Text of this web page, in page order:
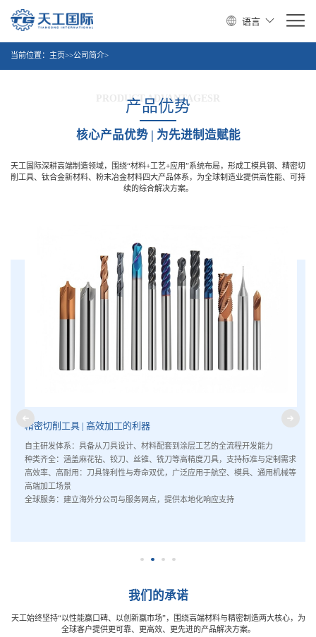
语言
当前位置： 主页>>公司简介>
PRODUCT ADVANTAGESR
产品优势
核心产品优势 | 为先进制造赋能
天工国际深耕高端制造领域，围绕“材料+工艺+应用”系统布局，形成工模具钢、精密切
削工具、钛合金新材料、粉末冶金材料四大产品体系，为全球制造业提供高性能、可持
续的综合解决方案。
精密切削工具 | 高效加工的利器
自主研发体系：具备从刀具设计、材料配套到涂层工艺的全流程开发能力
种类齐全：涵盖麻花钻、铰刀、丝锥、铣刀等高精度刀具，支持标准与定制需求
高效率、高耐用：刀具锋利性与寿命双优，广泛应用于航空、模具、通用机械等
高端加工场景
全球服务：建立海外分公司与服务网点，提供本地化响应支持
我们的承诺
天工始终坚持“以性能赢口碑、以创新赢市场”，围绕高端材料与精密制造两大核心，为
全球客户提供更可靠、更高效、更先进的产品解决方案。